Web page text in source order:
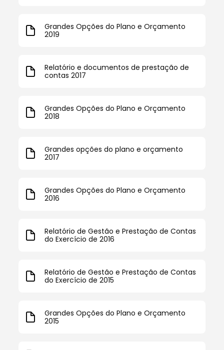
Grandes Opções do Plano e Orçamento
2019
Relatório e documentos de prestação de
contas 2017
Grandes Opções do Plano e Orçamento
2018
Grandes opções do plano e orçamento
2017
Grandes Opções do Plano e Orçamento
2016
Relatório de Gestão e Prestação de Contas
do Exercício de 2016
Relatório de Gestão e Prestação de Contas
do Exercício de 2015
Grandes Opções do Plano e Orçamento
2015